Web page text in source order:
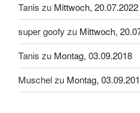
Tanis zu Mittwoch, 20.07.2022
super goofy zu Mittwoch,
Tanis zu Montag, 03.09.2018
Muschelzu Montag,